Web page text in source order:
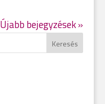
Újabb bejegyzések »